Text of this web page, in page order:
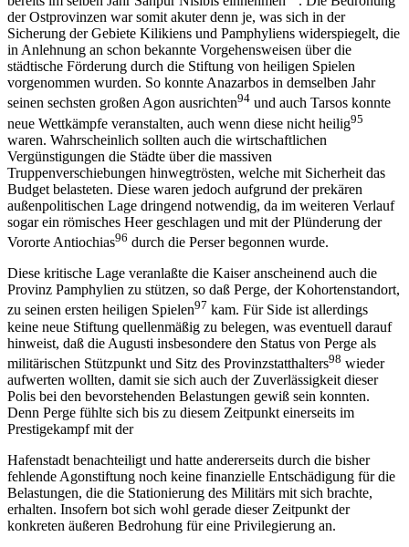
der Ostprovinzen war somit akuter denn je, was sich in der
Sicherung der Gebiete Kilikiens und Pamphyliens widerspiegelt, die
in Anlehnung an schon bekannte Vorgehensweisen über die
städtische Förderung durch die Stiftung von heiligen Spielen
vorgenommen wurden. So konnte Anazarbos in demselben Jahr
seinen sechsten großen Agon ausrichten94 und auch Tarsos konnte
neue Wettkämpfe veranstalten, auch wenn diese nicht heilig95
waren. Wahrscheinlich sollten auch die wirtschaftlichen
Vergünstigungen die Städte über die massiven
Truppenverschiebungen hinwegtrösten, welche mit Sicherheit das
Budget belasteten. Diese waren jedoch aufgrund der prekären
außenpolitischen Lage dringend notwendig, da im weiteren Verlauf
sogar ein römisches Heer geschlagen und mit der Plünderung der
Vororte Antiochias96 durch die Perser begonnen wurde.
Diese kritische Lage veranlaßte die Kaiser anscheinend auch die
Provinz Pamphylien zu stützen, so daß Perge, der Kohortenstandort,
zu seinen ersten heiligen Spielen97 kam. Für Side ist allerdings
keine neue Stiftung quellenmäßig zu belegen, was eventuell darauf
hinweist, daß die Augusti insbesondere den Status von Perge als
militärischen Stützpunkt und Sitz des Provinzstatthalters98 wieder
aufwerten wollten, damit sie sich auch der Zuverlässigkeit dieser
Polis bei den bevorstehenden Belastungen gewiß sein konnten.
Denn Perge fühlte sich bis zu diesem Zeitpunkt einerseits im
Prestigekampf mit der
Hafenstadt benachteiligt und hatte andererseits durch die bisher
fehlende Agonstiftung noch keine finanzielle Entschädigung für die
Belastungen, die die Stationierung des Militärs mit sich brachte,
erhalten. Insofern bot sich wohl gerade dieser Zeitpunkt der
konkreten äußeren Bedrohung für eine Privilegierung an.